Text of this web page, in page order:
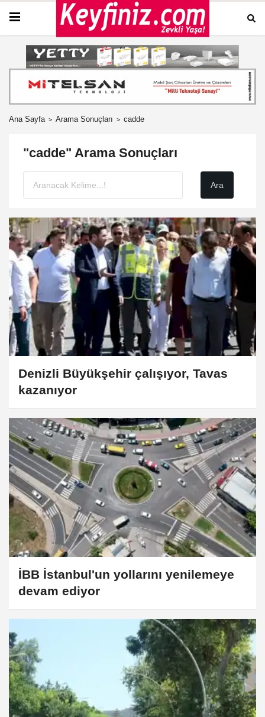
Ana Sayfa Arama Sonuçları cadde
"cadde" Arama Sonuçları
Denizli Büyükşehir çalışıyor, Tavas
kazanıyor
İBB İstanbul'un yollarını yenilemeye
devam ediyor